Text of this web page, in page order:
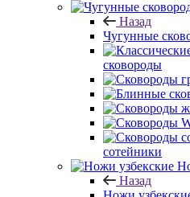
Назад
Чугунные
сковороды
сотейники
Назад